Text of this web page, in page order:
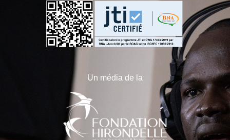
Un média de la